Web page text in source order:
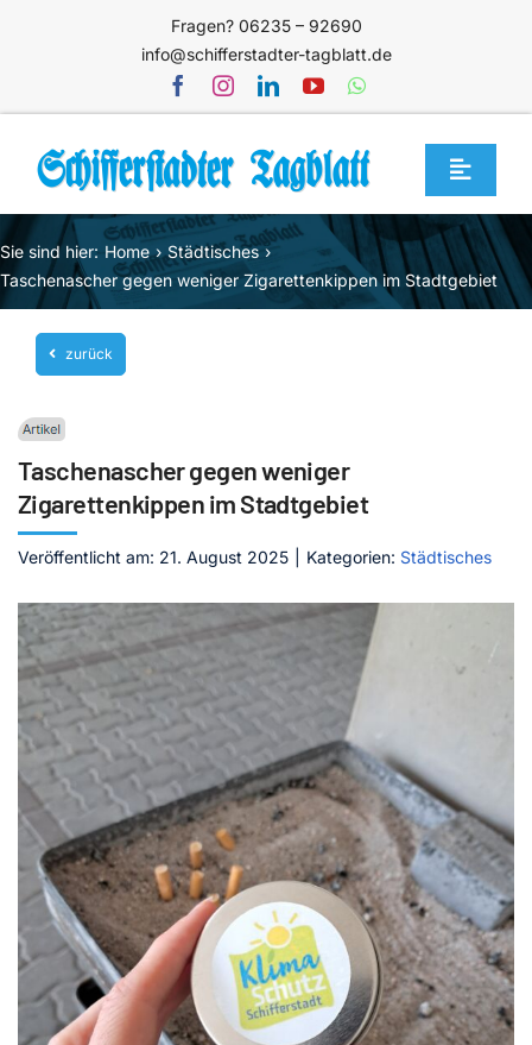
Fragen? 06235 – 92690
info@schifferstadter-tagblatt.de
Toggle
Home
Themen
Blog
Unternehmen
Service
Mediathek
Jetzt abonnieren
Kontakt
Sie sind hier: Home
Städtisches
Taschenascher gegen weniger Zigarettenkippen im Stadtgebiet
zurück
Taschenascher gegen weniger
Zigarettenkippen im Stadtgebiet
Veröffentlicht am: 21. August 2025 Kategorien: Städtisches